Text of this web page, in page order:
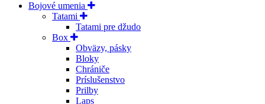
Bojové umenia
Tatami
Tatami pre džudo
Box
Obväzy, pásky
Bloky
Chrániče
Príslušenstvo
Prilby
Laps